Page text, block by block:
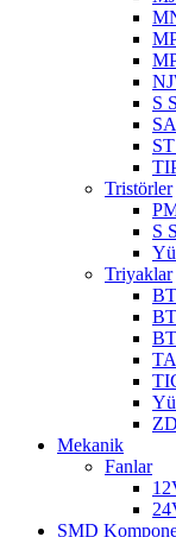
S
Tristörler
S
Triyaklar
Mekanik
Fanlar
SMD